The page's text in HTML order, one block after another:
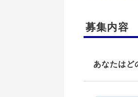
募集内容
あなたはど